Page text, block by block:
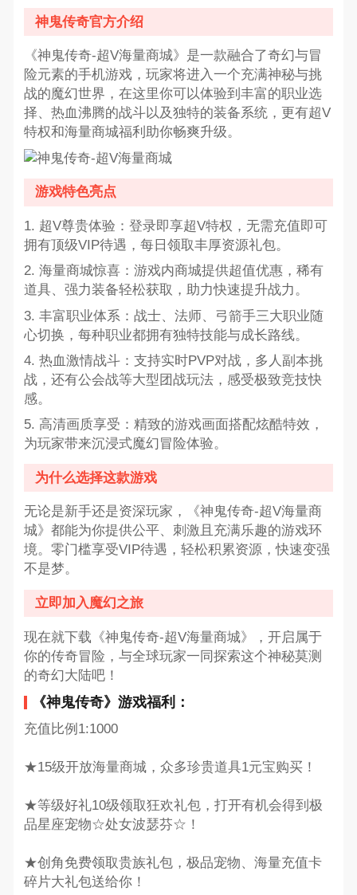
神鬼传奇官方介绍
《神鬼传奇-超V海量商城》是一款融合了奇幻与冒
险元素的手机游戏，玩家将进入一个充满神秘与挑
战的魔幻世界，在这里你可以体验到丰富的职业选
择、热血沸腾的战斗以及独特的装备系统，更有超V
特权和海量商城福利助你畅爽升级。
游戏特色亮点
1. 超V尊贵体验：登录即享超V特权，无需充值即可
拥有顶级VIP待遇，每日领取丰厚资源礼包。
2. 海量商城惊喜：游戏内商城提供超值优惠，稀有
道具、强力装备轻松获取，助力快速提升战力。
3. 丰富职业体系：战士、法师、弓箭手三大职业随
心切换，每种职业都拥有独特技能与成长路线。
4. 热血激情战斗：支持实时PVP对战，多人副本挑
战，还有公会战等大型团战玩法，感受极致竞技快
感。
5. 高清画质享受：精致的游戏画面搭配炫酷特效，
为玩家带来沉浸式魔幻冒险体验。
为什么选择这款游戏
无论是新手还是资深玩家，《神鬼传奇-超V海量商
城》都能为你提供公平、刺激且充满乐趣的游戏环
境。零门槛享受VIP待遇，轻松积累资源，快速变强
不是梦。
立即加入魔幻之旅
现在就下载《神鬼传奇-超V海量商城》，开启属于
你的传奇冒险，与全球玩家一同探索这个神秘莫测
的奇幻大陆吧！
《神鬼传奇》游戏福利：
充值比例1:1000
★15级开放海量商城，众多珍贵道具1元宝购买！
★等级好礼10级领取狂欢礼包，打开有机会得到极
品星座宠物☆处女波瑟芬☆！
★创角免费领取贵族礼包，极品宠物、海量充值卡
碎片大礼包送给你！